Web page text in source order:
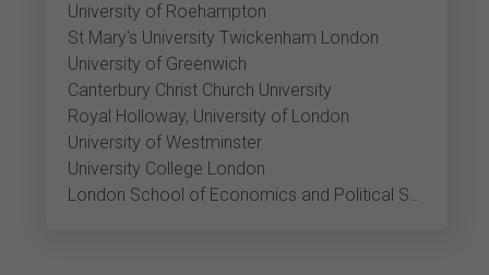
University of Roehampton
St Mary's University Twickenham London
University of Greenwich
Canterbury Christ Church University
Royal Holloway, University of London
University of Westminster
University College London
London School of Economics and Political Science